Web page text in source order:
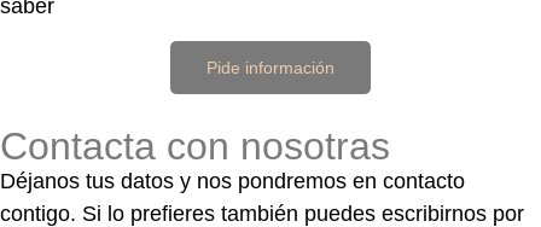
saber
Pide información
Contacta con nosotras
Déjanos tus datos y nos pondremos en contacto
contigo. Si lo prefieres también puedes escribirnos por